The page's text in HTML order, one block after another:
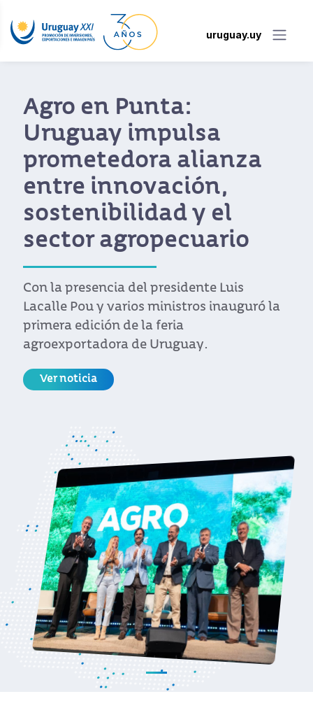
uruguay.uy
Agro en Punta:
Uruguay impulsa
prometedora alianza
entre innovación,
sostenibilidad y el
sector agropecuario
Con la presencia del presidente Luis
Lacalle Pou y varios ministros inauguró la
primera edición de la feria
agroexportadora de Uruguay.
Ver noticia